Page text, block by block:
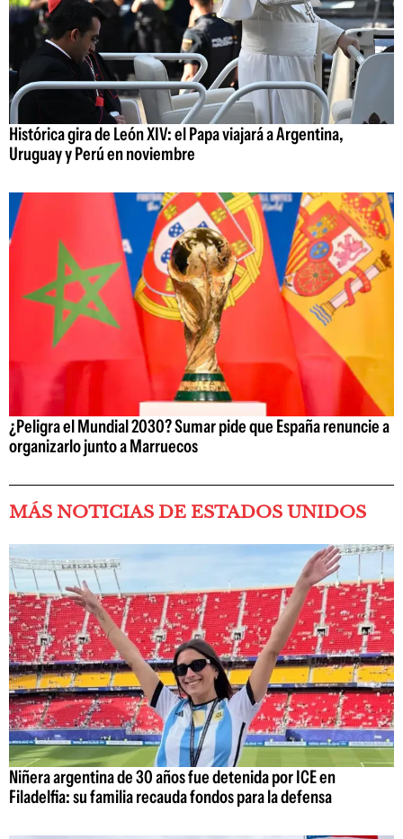
Histórica gira de León XIV: el Papa viajará a Argentina,
Uruguay y Perú en noviembre
¿Peligra el Mundial 2030? Sumar pide que España renuncie a
organizarlo junto a Marruecos
MÁS NOTICIAS DE ESTADOS UNIDOS
Niñera argentina de 30 años fue detenida por ICE en
Filadelfia: su familia recauda fondos para la defensa